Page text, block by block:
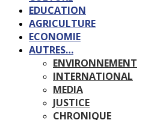
EDUCATION
AGRICULTURE
ECONOMIE
AUTRES…
ENVIRONNEMENT
INTERNATIONAL
MEDIA
JUSTICE
CHRONIQUE